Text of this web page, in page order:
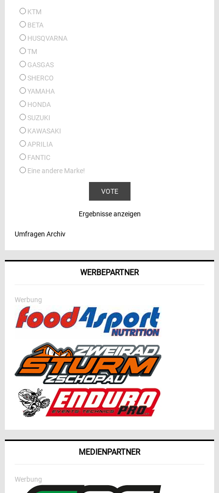
KTM
BETA
HUSQVARNA
TM
GASGAS
SHERCO
YAMAHA
HONDA
SUZUKI
KAWASAKI
APRILIA
FANTIC
Eine andere Marke!
Ergebnisse anzeigen
Umfragen Archiv
WERBEPARTNER
Werbung
MEDIENPARTNER
Werbung